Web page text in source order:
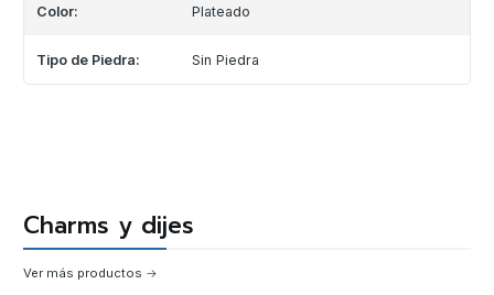
Color: Plateado
Tipo de Piedra: Sin Piedra
Charms y dijes
Ver más productos